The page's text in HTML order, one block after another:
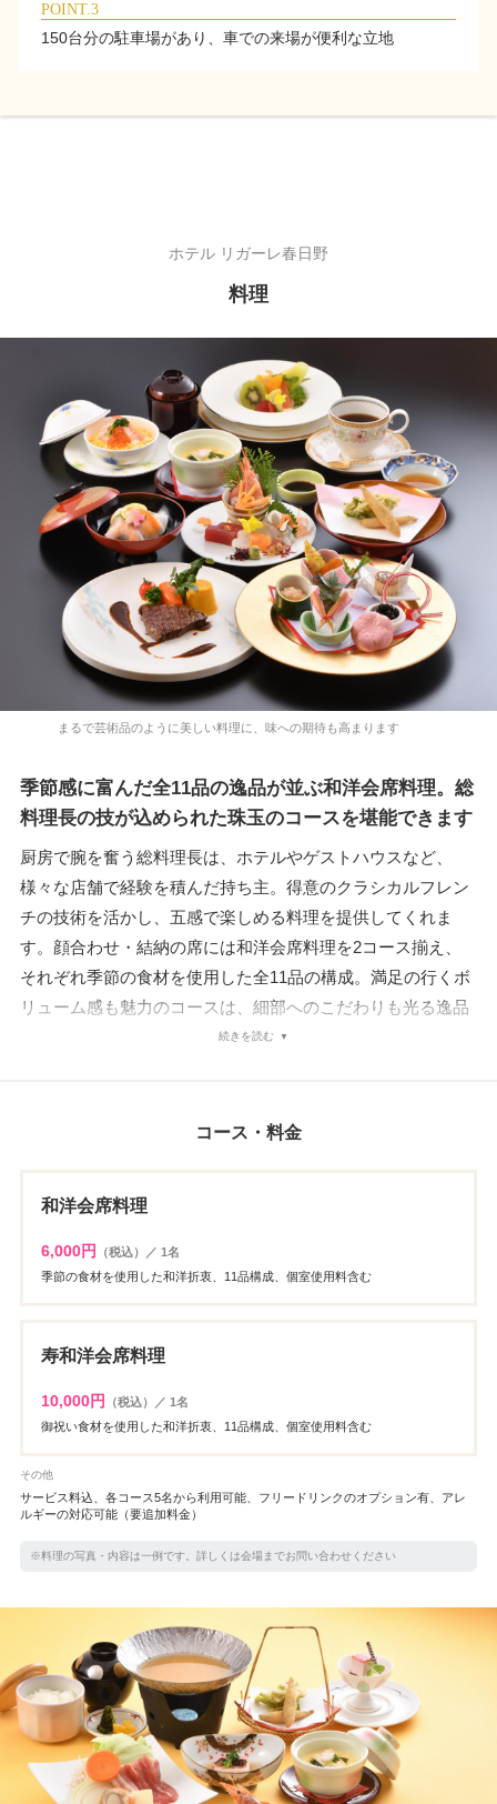
POINT.3
150台分の駐車場があり、車での来場が便利な立地
ホテル リガーレ春日野
料理
まるで芸術品のように美しい料理に、味への期待も高まります
季節感に富んだ全11品の逸品が並ぶ和洋会席料理。総
料理長の技が込められた珠玉のコースを堪能できます
厨房で腕を奮う総料理長は、ホテルやゲストハウスなど、
様々な店舗で経験を積んだ持ち主。得意のクラシカルフレン
チの技術を活かし、五感で楽しめる料理を提供してくれま
す。顔合わせ・結納の席には和洋会席料理を2コース揃え、
それぞれ季節の食材を使用した全11品の構成。満足の行くボ
リューム感も魅力のコースは、細部へのこだわりも光る逸品
揃いです。特にハレの日にふさわしい食材も盛り込んだ「寿
しいワインもセレクトしてくれます。
続きを読む
コース・料金
和洋会席料理
6,000円
（税込）／ 1名
季節の食材を使用した和洋折衷、11品構成、個室使用料含む
寿和洋会席料理
10,000円
（税込）／ 1名
御祝い食材を使用した和洋折衷、11品構成、個室使用料含む
その他
サービス料込、各コース5名から利用可能、フリードリンクのオプション有、アレ
ルギーの対応可能（要追加料金）
※料理の写真・内容は一例です。詳しくは会場までお問い合わせください